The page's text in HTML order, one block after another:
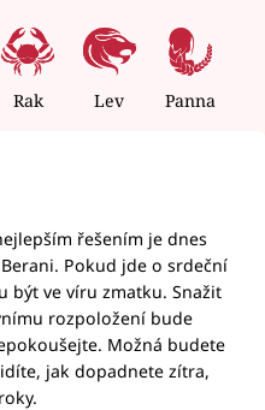
Rak Lev Panna
řešením je dnes
Pokud jde o srdeční
být ve víru zmatku. Snažit
rozpoložení bude
Možná budete
jak dopadnete zítra,